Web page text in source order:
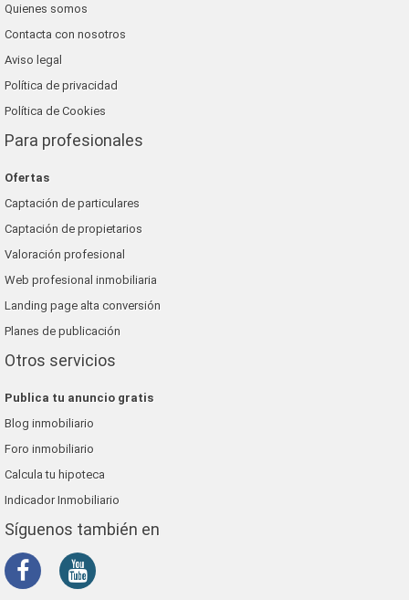
Quienes somos
Contacta con nosotros
Aviso legal
Política de privacidad
Política de Cookies
Para profesionales
Ofertas
Captación de particulares
Captación de propietarios
Valoración profesional
Web profesional inmobiliaria
Landing page alta conversión
Planes de publicación
Otros servicios
Publica tu anuncio gratis
Blog inmobiliario
Foro inmobiliario
Calcula tu hipoteca
Indicador Inmobiliario
Síguenos también en